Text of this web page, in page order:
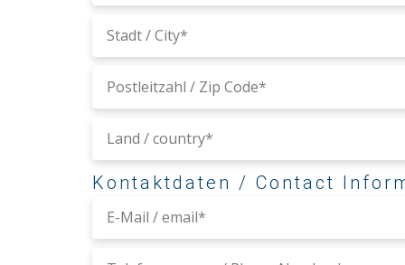
Kontaktdaten / Contact